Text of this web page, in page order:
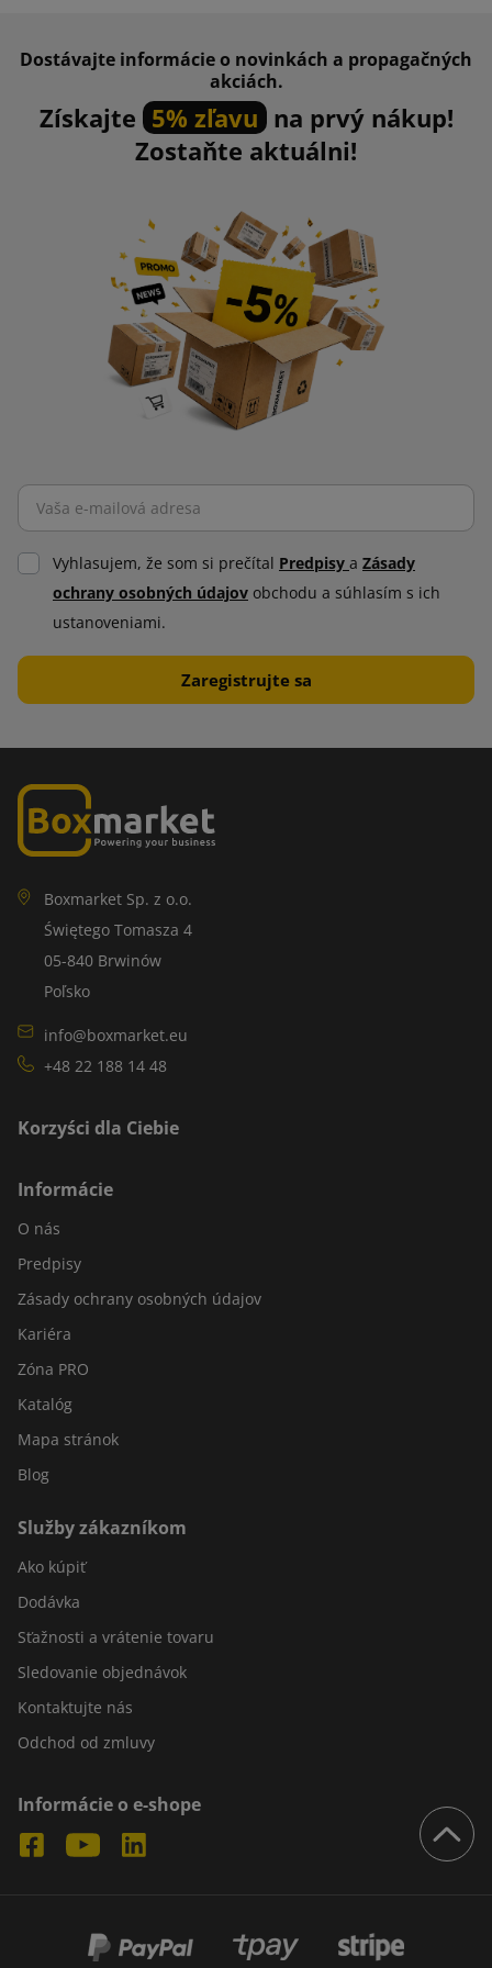
Dostávajte informácie o novinkách a propagačných
akciách.
Získajte 5% zľavu na prvý nákup!
Zostaňte aktuálni!
Vyhlasujem, že som si prečítal Predpisy a Zásady
ochrany osobných údajov obchodu a súhlasím s ich
ustanoveniami.
Boxmarket Sp. z o.o.
Świętego Tomasza 4
05-840 Brwinów
Poľsko
info@boxmarket.eu
+48 22 188 14 48
Korzyści dla Ciebie
Informácie
O nás
Predpisy
Zásady ochrany osobných údajov
Kariéra
Zóna PRO
Katalóg
Mapa stránok
Blog
Služby zákazníkom
Ako kúpiť
Dodávka
Sťažnosti a vrátenie tovaru
Sledovanie objednávok
Kontaktujte nás
Odchod od zmluvy
Informácie o e-shope